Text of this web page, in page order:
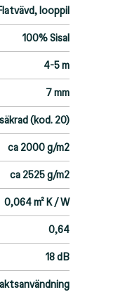
looppil
100% Sisal
4-5 m
7 mm
(kod. 20)
ca 2000 g/m2
ca 2525 g/m2
0,064 m² K / W
0,64
18 dB